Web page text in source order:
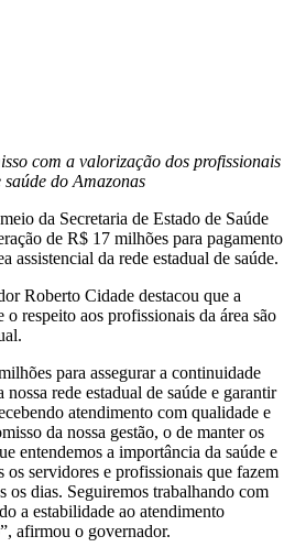
com a valorização dos profissionais
do Amazonas
da Secretaria de Estado de Saúde
de R$ 17 milhões para pagamento
assistencial da rede estadual de saúde.
Roberto Cidade destacou que a
o respeito aos profissionais da área são
para assegurar a continuidade
nossa rede estadual de saúde e garantir
atendimento com qualidade e
da nossa gestão, o de manter os
entendemos a importância da saúde e
os servidores e profissionais que fazem
os dias. Seguiremos trabalhando com
a estabilidade ao atendimento
afirmou o governador.